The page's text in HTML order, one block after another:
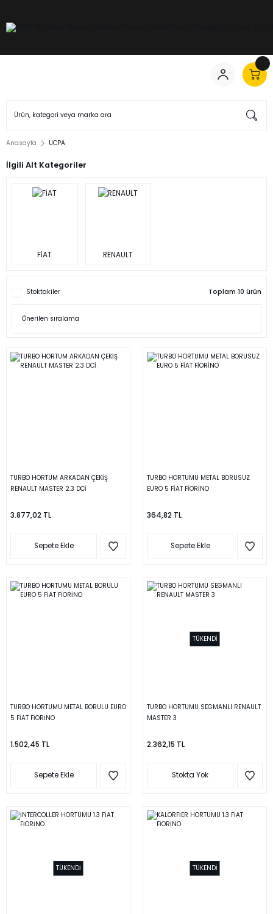
Anasayfa UCPA
İlgili Alt Kategoriler
FİAT RENAULT
Stoktakiler Toplam 10 ürün
TURBO HORTUM ARKADAN ÇEKİŞ
RENAULT MASTER 2.3 DCİ
3.877,02 TL
Sepete Ekle
TURBO HORTUMU METAL BORUSUZ
EURO 5 FİAT FİORİNO
364,82 TL
Sepete Ekle
TURBO HORTUMU METAL BORULU EURO
5 FİAT FİORİNO
1.502,45 TL
Sepete Ekle
TÜKENDİ
TURBO HORTUMU SEGMANLI RENAULT
MASTER 3
2.362,15 TL
Stokta Yok
TÜKENDİ TÜKENDİ